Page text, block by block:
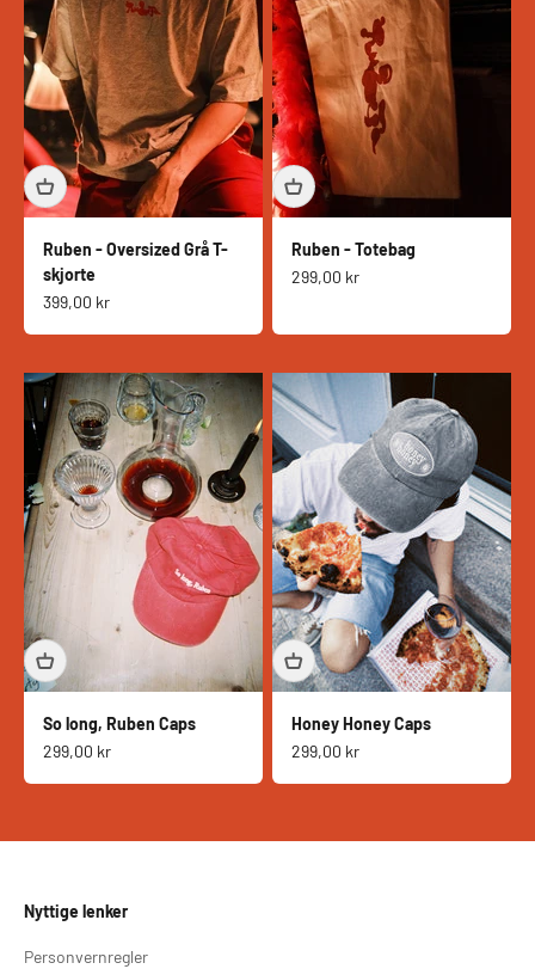
Ruben - Oversized Grå T-
skjorte
Salgspris
399,00 kr
Ruben - Totebag
Salgspris
299,00 kr
So long, Ruben Caps
Salgspris
299,00 kr
Honey Honey Caps
Salgspris
299,00 kr
Nyttige lenker
Personvernregler